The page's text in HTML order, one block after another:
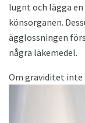
lugnt och lägga
könsorganen.
ägglossningen
några läkemedel.
Om graviditet inte